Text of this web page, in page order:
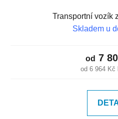
Transportní vozík
Skladem u
od 6 964 Kč
od 7